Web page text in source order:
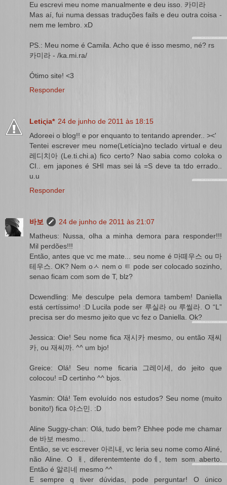
Eu escrevi meu nome manualmente e deu isso. 카미라
Mas aí, fui numa dessas traduções fails e deu outra coisa -
nem me lembro. xD
PS.: Meu nome é Camila. Acho que é isso mesmo, né? rs
카미라 - /ka.mi.ra/
Ótimo site! <3
Responder
Letiςia* 24 de junho de 2011 às 18:15
Adoreei o blog!! e por enquanto to tentando aprender.. ><'
Tentei escrever meu nome(Letícia)no teclado virtual e deu
레디치아 (Le.ti.chi.a) fico certo? Nao sabia como coloka o
CI.. em japones é SHI mas sei lá =S deve ta tdo errado..
u.u
Responder
바보
24 de junho de 2011 às 21:07
Matheus: Nussa, olha a minha demora para responder!!!
Mil perdões!!!
Então, antes que vc me mate... seu nome é 마떼우스 ou 마
테우스. OK? Nem oㅅ nem o ㅌ pode ser colocado sozinho,
senao ficam com som de T, blz?
Dcwendling: Me desculpe pela demora tambem! Daniella
está certíssimo! :D Lucila pode ser 루실라 ou 루씰라. O “L”
precisa ser do mesmo jeito que vc fez o Daniella. Ok?
Jessica: Oie! Seu nome fica 재시카 mesmo, ou então 재씨
카, ou 재씨까. ^^ um bjo!
Greice: Olá! Seu nome ficaria 그레이세, do jeito que
colocou! =D certinho ^^ bjos.
Yasmin: Olá! Tem evoluído nos estudos? Seu nome (muito
bonito!) fica 야스민. :D
Aline Suggy-chan: Olá, tudo bem? Ehhee pode me chamar
de 바보 mesmo...
Então, se vc escrever 아리내, vc leria seu nome como Aliné,
não Aline. O ㅐ, diferentemtente doㅔ, tem som aberto.
Então é 알리네 mesmo ^^
E sempre q tiver dúvidas, pode perguntar! O único